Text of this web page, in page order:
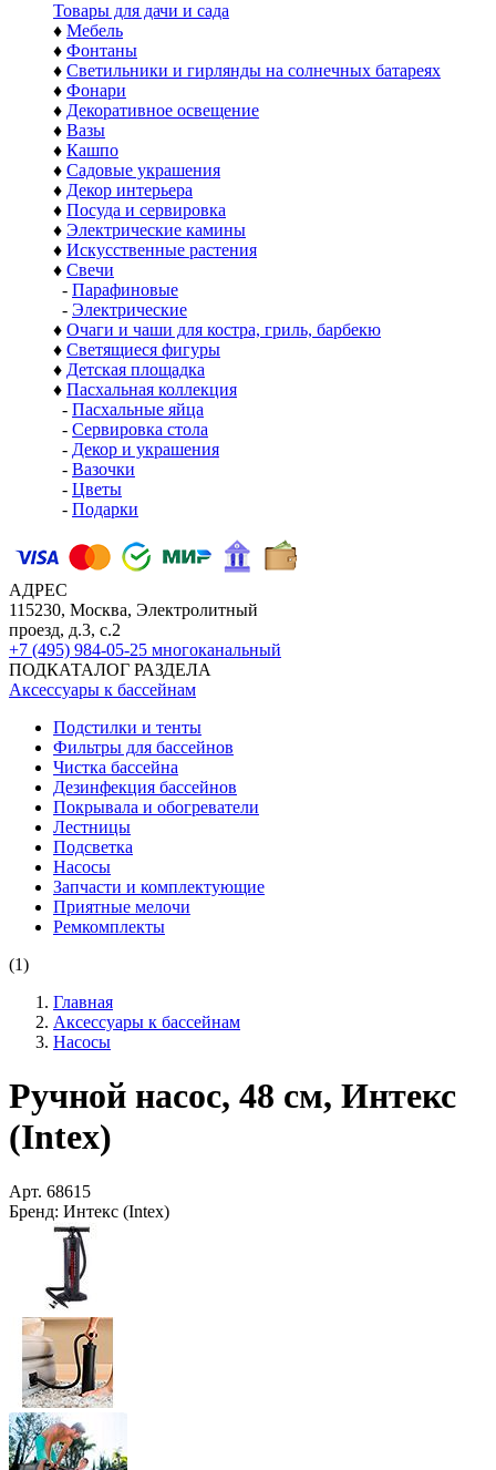
Товары для дачи и сада
♦ Мебель
♦ Фонтаны
♦ Светильники и гирлянды на солнечных батареях
♦ Фонари
♦ Декоративное освещение
♦ Вазы
♦ Кашпо
♦ Садовые украшения
♦ Декор интерьера
♦ Посуда и сервировка
♦ Электрические камины
♦ Искусственные растения
♦ Свечи
- Парафиновые
- Электрические
♦ Очаги и чаши для костра, гриль, барбекю
♦ Светящиеся фигуры
♦ Детская площадка
♦ Пасхальная коллекция
- Пасхальные яйца
- Сервировка стола
- Декор и украшения
- Вазочки
- Цветы
- Подарки
АДРЕС
115230, Москва, Электролитный
проезд, д.3, с.2
+7 (495) 984-05-25 многоканальный
ПОДКАТАЛОГ РАЗДЕЛА
Аксессуары к бассейнам
Подстилки и тенты
Фильтры для бассейнов
Чистка бассейна
Дезинфекция бассейнов
Покрывала и обогреватели
Лестницы
Подсветка
Насосы
Запчасти и комплектующие
Приятные мелочи
Ремкомплекты
(1)
Главная
Аксессуары к бассейнам
Насосы
Ручной насос, 48 см, Интекс
(Intex)
Арт. 68615
Бренд: Интекс (Intex)